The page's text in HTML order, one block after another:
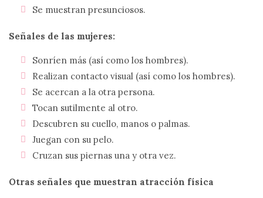
Se muestran presunciosos.
Señales de las mujeres:
Sonríen más (así como los hombres).
Realizan contacto visual (así como los hombres).
Se acercan a la otra persona.
Tocan sutilmente al otro.
Descubren su cuello, manos o palmas.
Juegan con su pelo.
Cruzan sus piernas una y otra vez.
Otras señales que muestran atracción física